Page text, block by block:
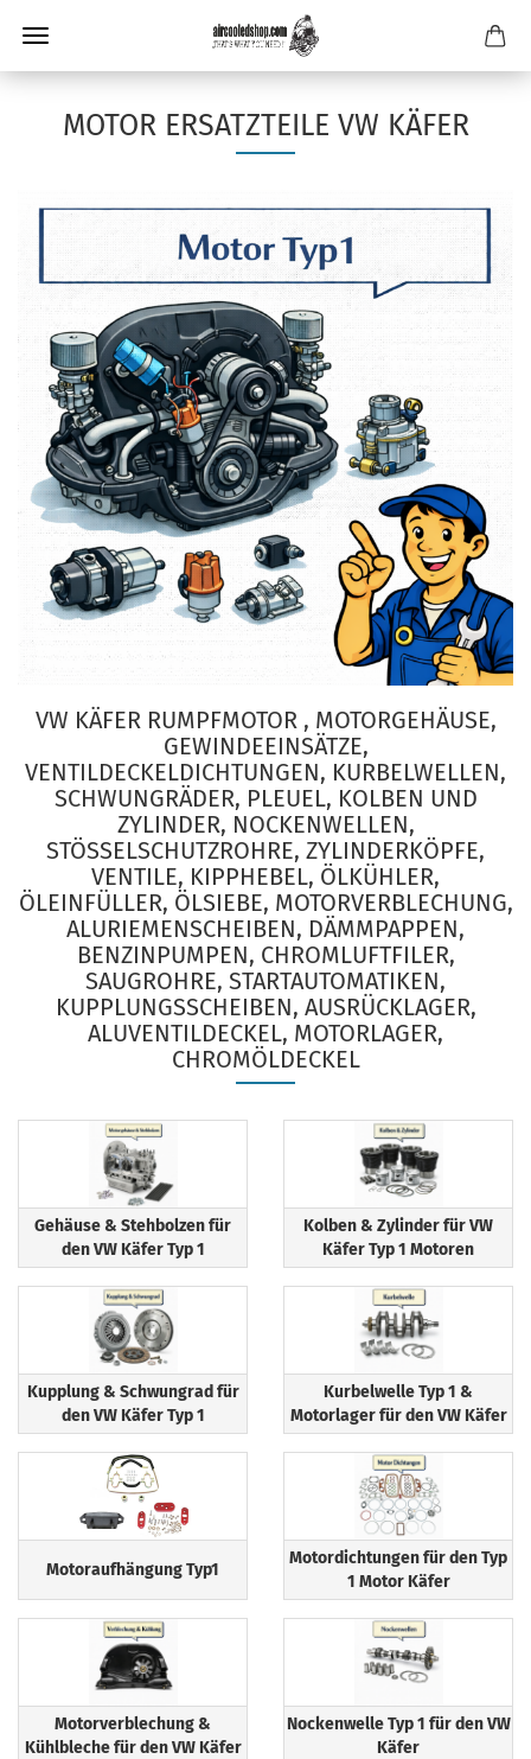
MOTOR ERSATZTEILE VW KÄFER
VW KÄFER RUMPFMOTOR , MOTORGEHÄUSE,
GEWINDEEINSÄTZE,
VENTILDECKELDICHTUNGEN, KURBELWELLEN,
SCHWUNGRÄDER, PLEUEL, KOLBEN UND
ZYLINDER, NOCKENWELLEN,
STÖSSELSCHUTZROHRE, ZYLINDERKÖPFE,
VENTILE, KIPPHEBEL, ÖLKÜHLER,
ÖLEINFÜLLER, ÖLSIEBE, MOTORVERBLECHUNG,
ALURIEMENSCHEIBEN, DÄMMPAPPEN,
BENZINPUMPEN, CHROMLUFTFILER,
SAUGROHRE, STARTAUTOMATIKEN,
KUPPLUNGSSCHEIBEN, AUSRÜCKLAGER,
ALUVENTILDECKEL, MOTORLAGER,
CHROMÖLDECKEL
Gehäuse & Stehbolzen für
den VW Käfer Typ 1
Kolben & Zylinder für VW
Käfer Typ 1 Motoren
Kupplung & Schwungrad für
den VW Käfer Typ 1
Kurbelwelle Typ 1 &
Motorlager für den VW Käfer
Motoraufhängung Typ1
Motordichtungen für den Typ
1 Motor Käfer
Motorverblechung &
Kühlbleche für den VW Käfer
Nockenwelle Typ 1 für den VW
Käfer